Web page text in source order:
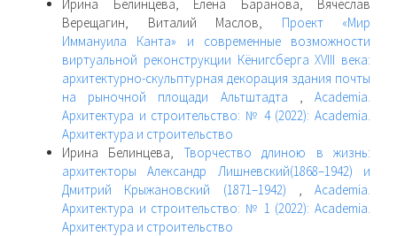
Ирина Белинцева, Елена Баранова, Вячеслав
Верещагин, Виталий Маслов, Проект «Мир
Иммануила Канта» и современные возможности
виртуальной реконструкции Кёнигсберга XVIII века:
архитектурно-скульптурная декорация здания почты
на рыночной площади Альтштадта ,Academia.
Архитектура и строительство: № 4 (2022): Academia.
Архитектура и строительство
Ирина Белинцева, Творчество длиною в жизнь:
архитекторы Александр Лишневский(1868–1942) и
Дмитрий Крыжановский (1871–1942) , Academia.
Архитектура и строительство: № 1 (2022): Academia.
Архитектура и строительство